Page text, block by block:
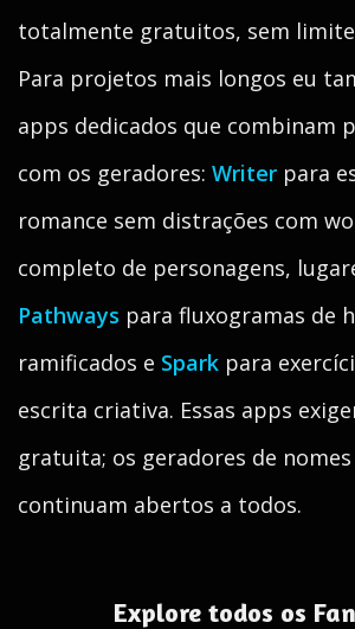
totalmente gratuitos, sem
Para projetos mais longos eu
apps dedicados que combinam
com os geradores: Writer para
romance sem distrações com
completo de personagens,
Pathways para fluxogramas de
ramificados e Spark para
escrita criativa. Essas apps
gratuita; os geradores de
continuam abertos a todos.
Explore todos os